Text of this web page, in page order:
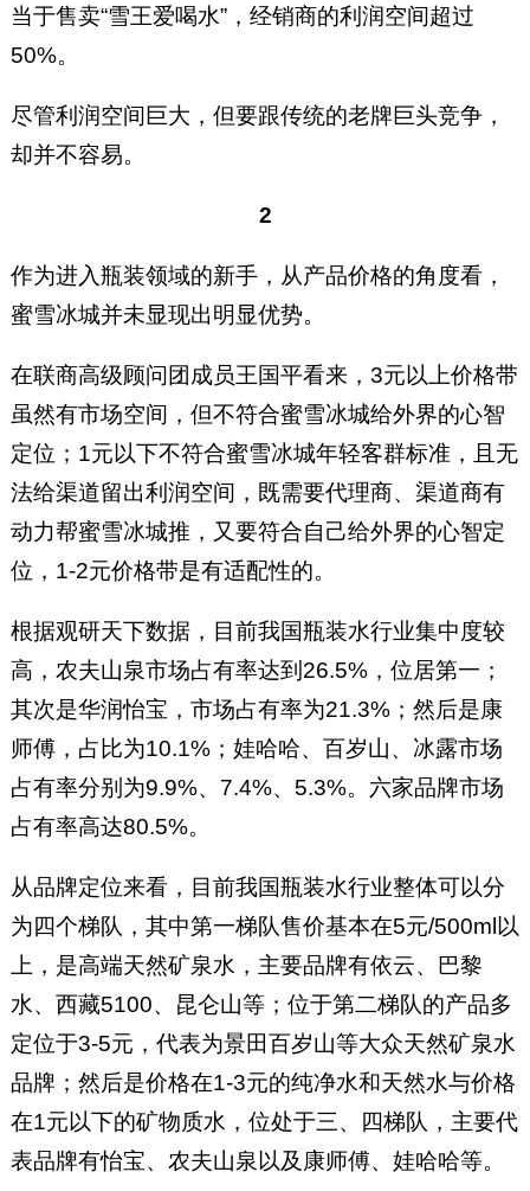
当于售卖“雪王爱喝水”，经销商的利润空间超过
50%。
尽管利润空间巨大，但要跟传统的老牌巨头竞争，
却并不容易。
2
作为进入瓶装领域的新手，从产品价格的角度看，
蜜雪冰城并未显现出明显优势。
在联商高级顾问团成员王国平看来，3元以上价格带
虽然有市场空间，但不符合蜜雪冰城给外界的心智
定位；1元以下不符合蜜雪冰城年轻客群标准，且无
法给渠道留出利润空间，既需要代理商、渠道商有
动力帮蜜雪冰城推，又要符合自己给外界的心智定
位，1-2元价格带是有适配性的。
根据观研天下数据，目前我国瓶装水行业集中度较
高，农夫山泉市场占有率达到26.5%，位居第一；
其次是华润怡宝，市场占有率为21.3%；然后是康
师傅，占比为10.1%；娃哈哈、百岁山、冰露市场
占有率分别为9.9%、7.4%、5.3%。六家品牌市场
占有率高达80.5%。
从品牌定位来看，目前我国瓶装水行业整体可以分
为四个梯队，其中第一梯队售价基本在5元/500ml以
上，是高端天然矿泉水，主要品牌有依云、巴黎
水、西藏5100、昆仑山等；位于第二梯队的产品多
定位于3-5元，代表为景田百岁山等大众天然矿泉水
品牌；然后是价格在1-3元的纯净水和天然水与价格
在1元以下的矿物质水，位处于三、四梯队，主要代
表品牌有怡宝、农夫山泉以及康师傅、娃哈哈等。